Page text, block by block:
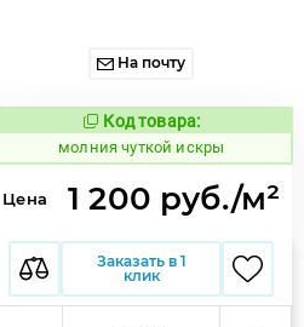
На почту
Код товара:
1014659 Код товара:
молния чуткой искры
Цена 1 200 руб./м²
Заказать в 1
клик